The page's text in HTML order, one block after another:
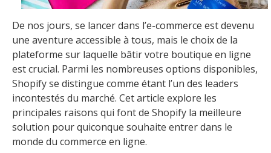
De nos jours, se lancer dans l’e-commerce est devenu
une aventure accessible à tous, mais le choix de la
plateforme sur laquelle bâtir votre boutique en ligne
est crucial. Parmi les nombreuses options disponibles,
Shopify se distingue comme étant l’un des leaders
incontestés du marché. Cet article explore les
principales raisons qui font de Shopify la meilleure
solution pour quiconque souhaite entrer dans le
monde du commerce en ligne.